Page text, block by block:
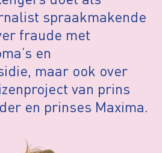
spraakmakende
fraude met
en
maar ook over
van prins
en prinses Maxima.